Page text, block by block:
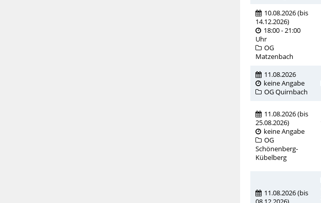
10.08.2026(bis
14.12.2026)
18:00 - 21:00
Uhr
OG
Matzenbach
11.08.2026
keine Angabe
OG Quirnbach
11.08.2026(bis
25.08.2026)
keine Angabe
OG
Schönenberg-
Kübelberg
11.08.2026(bis